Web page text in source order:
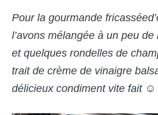
Pour la gourmande fricasséed’
l’avons mélangée à un peu de
et quelques rondelles de
trait de crème de vinaigre
délicieux condiment vite fait ☺